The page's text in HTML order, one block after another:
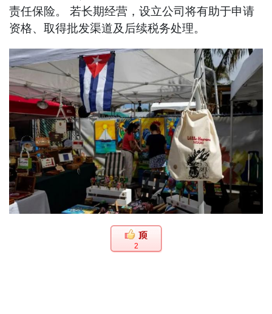
责任保险。 若长期经营，设立公司将有助于申请
资格、取得批发渠道及后续税务处理。
2